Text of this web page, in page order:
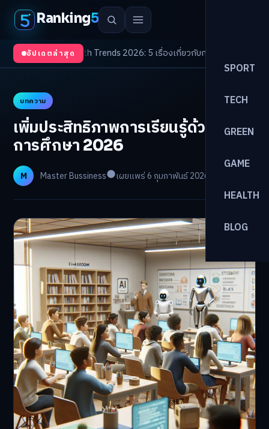
Ranking5
SPORT
TECH
GREEN
GAME
HEALTH
BLOG
อัปเดตล่าสุด
Health Trends 2026: 5 เรื่องเกี่ยวกับการแพทย์ที่ควรรู้
บทความ
เพิ่มประสิทธิภาพการเรียนรู้ด้วย AI ใน
การศึกษา 2026
M Master Bussiness เผยแพร่ 6 กุมภาพันธ์ 2026